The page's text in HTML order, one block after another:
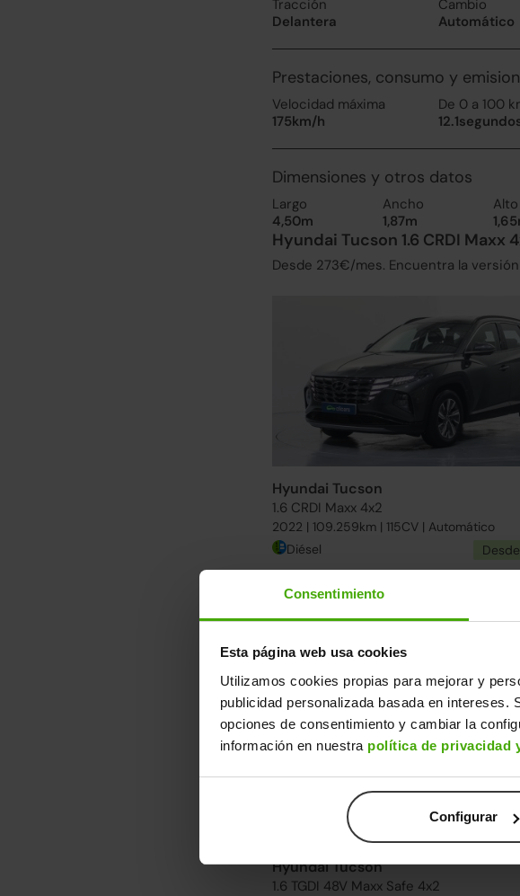
Consentimiento
Esta página web usa cookies
Utilizamos cookies propias para mejorar y
publicidad personalizada basada en
opciones de consentimiento y cambiar la
información en nuestra política de privacidad
Configurar
Tracción
Delantera
Cambio
Automático
Prestaciones, consumo y
Velocidad máxima
175km/h
De 0 a 100
Dimensiones y otros datos
Largo
4,50m
Ancho
1,87m
Alto
Hyundai Tucson 1.6 CRDI
Desde 273€/mes. Encuentra la
Hyundai Tucson
1.6 CRDI Maxx 4x2
2022 | 109.259km | 115CV | Automático
Diésel Desde
Descubre otra selección de
Desde 255€/mes. Encuentra el
Ver más Hyundai Tucson
↓ 300€
Hyundai Tucson
1.6 TGDI 48V Maxx Safe 4x2